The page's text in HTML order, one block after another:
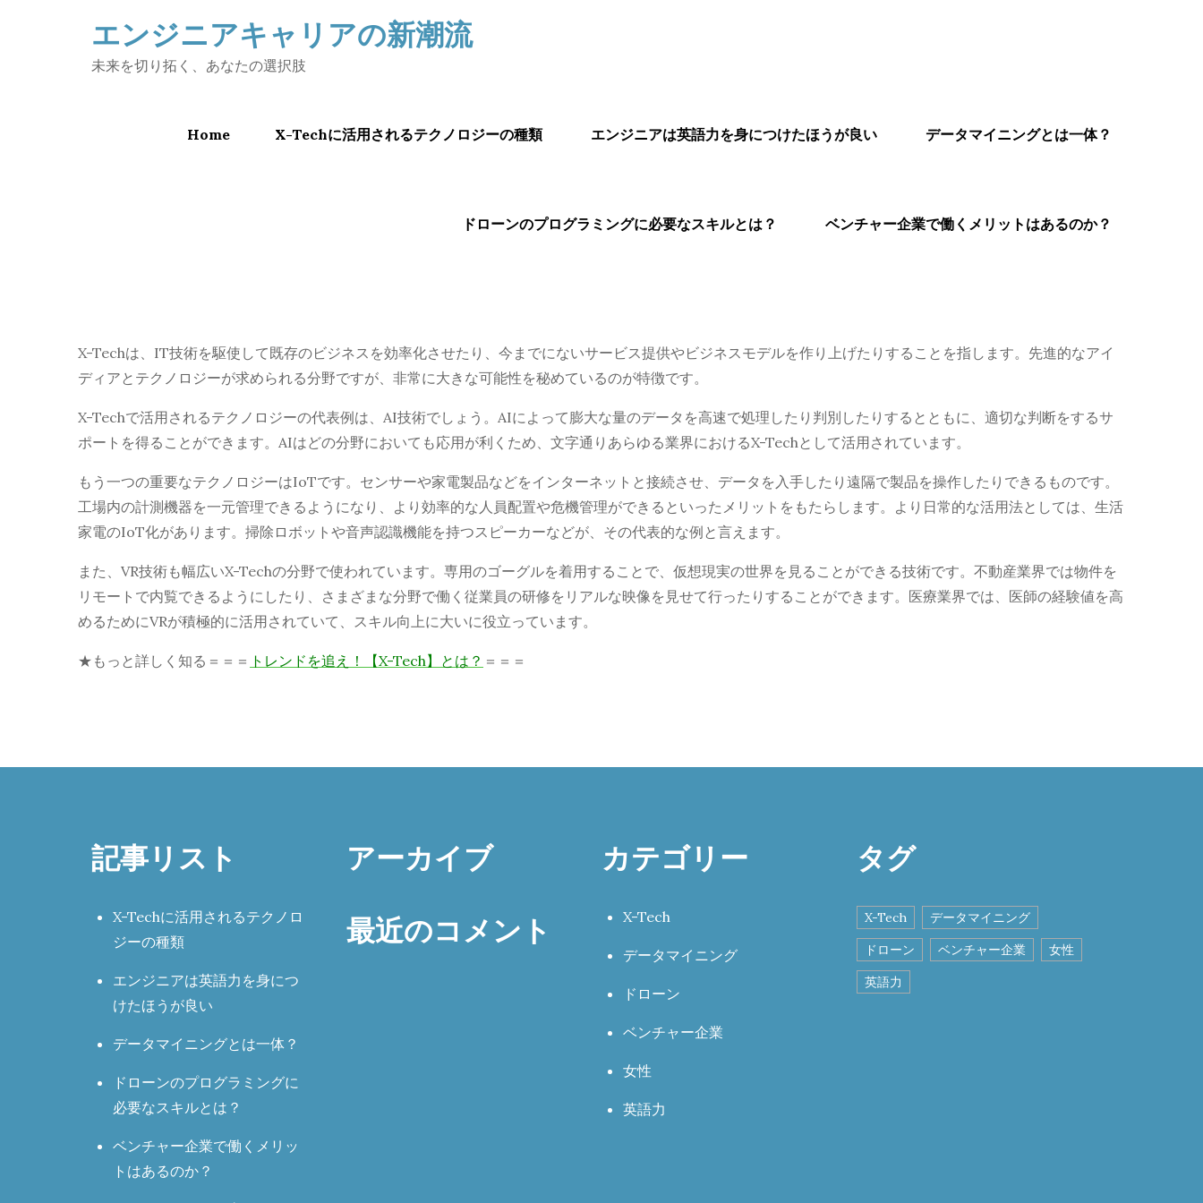
エンジニアキャリアの新潮流
未来を切り拓く、あなたの選択肢
Home X-Techに活用されるテクノロジーの種類 エンジニアは英語力を身につけたほうが良い データマイニングとは一体？
ドローンのプログラミングに必要なスキルとは？ ベンチャー企業で働くメリットはあるのか？
X-Techは、IT技術を駆使して既存のビジネスを効率化させたり、今までにないサービス提供やビジネスモデルを作り上げたりすることを指します。先進的なアイ
ディアとテクノロジーが求められる分野ですが、非常に大きな可能性を秘めているのが特徴です。
X-Techで活用されるテクノロジーの代表例は、AI技術でしょう。AIによって膨大な量のデータを高速で処理したり判別したりするとともに、適切な判断をするサ
ポートを得ることができます。AIはどの分野においても応用が利くため、文字通りあらゆる業界におけるX-Techとして活用されています。
もう一つの重要なテクノロジーはIoTです。センサーや家電製品などをインターネットと接続させ、データを入手したり遠隔で製品を操作したりできるものです。
工場内の計測機器を一元管理できるようになり、より効率的な人員配置や危機管理ができるといったメリットをもたらします。より日常的な活用法としては、生活
家電のIoT化があります。掃除ロボットや音声認識機能を持つスピーカーなどが、その代表的な例と言えます。
また、VR技術も幅広いX-Techの分野で使われています。専用のゴーグルを着用することで、仮想現実の世界を見ることができる技術です。不動産業界では物件を
リモートで内覧できるようにしたり、さまざまな分野で働く従業員の研修をリアルな映像を見せて行ったりすることができます。医療業界では、医師の経験値を高
めるためにVRが積極的に活用されていて、スキル向上に大いに役立っています。
★もっと詳しく知る＝＝＝ トレンドを追え！【X-Tech】とは？ ＝＝＝
記事リスト
X-Techに活用されるテクノロ
ジーの種類
エンジニアは英語力を身につ
けたほうが良い
データマイニングとは一体？
ドローンのプログラミングに
必要なスキルとは？
ベンチャー企業で働くメリッ
トはあるのか？
アーカイブ
最近のコメント
カテゴリー
X-Tech
データマイニング
ドローン
ベンチャー企業
女性
英語力
タグ
X-Tech
データマイニング
ドローン
ベンチャー企業
女性
英語力